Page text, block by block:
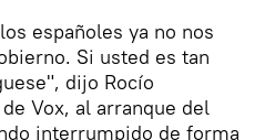
españoles ya no nos
Si usted es tan
dijo Rocío
Vox, al arranque del
interrumpido de forma